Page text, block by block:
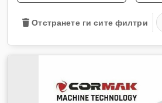
Отстранете ги сите филтри